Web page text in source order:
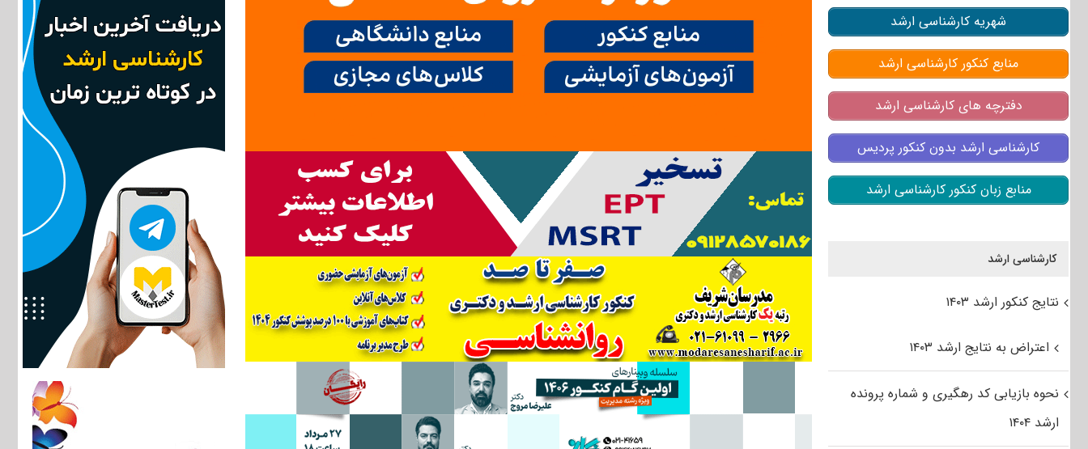
شهریه کارشناسی ارشد
منابع کنکور کارشناسی ارشد
دفترچه های کارشناسی ارشد
کارشناسی ارشد بدون کنکور پردیس
منابع زبان کنکور کارشناسی ارشد
کارشناسی ارشد
نتایج کنکور ارشد ۱۴۰۳
اعتراض به نتایج ارشد ۱۴۰۳
نحوه بازیابی کد رهگیری و شماره پرونده
ارشد ۱۴۰۴